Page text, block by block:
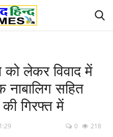
को लेकर विवाद में
सहित
की गिरफ्त में
0 218